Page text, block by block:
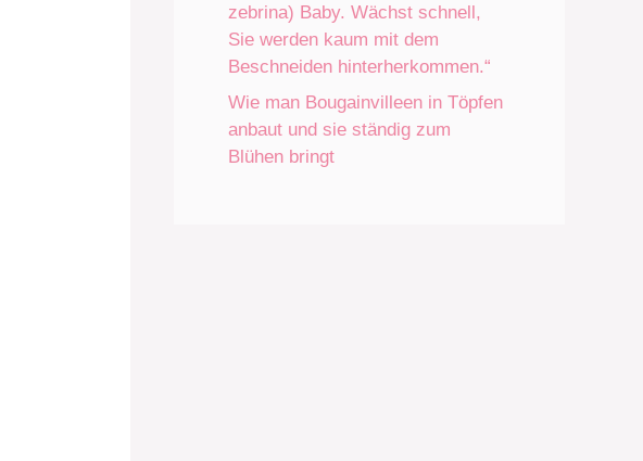
zebrina) Baby. Wächst schnell,
Sie werden kaum mit dem
Beschneiden hinterherkommen.“
Wie man Bougainvilleen in Töpfen
anbaut und sie ständig zum
Blühen bringt